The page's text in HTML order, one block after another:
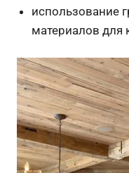
использование
материалов для